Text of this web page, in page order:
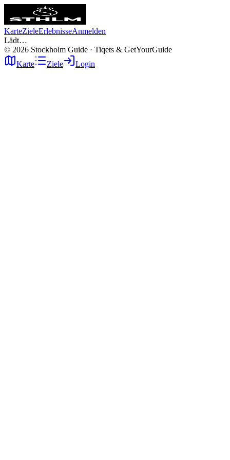
KarteZieleErlebnisseAnmelden
Lädt…
© 2026 Stockholm Guide · Tiqets & GetYourGuide
Karte
Ziele Login